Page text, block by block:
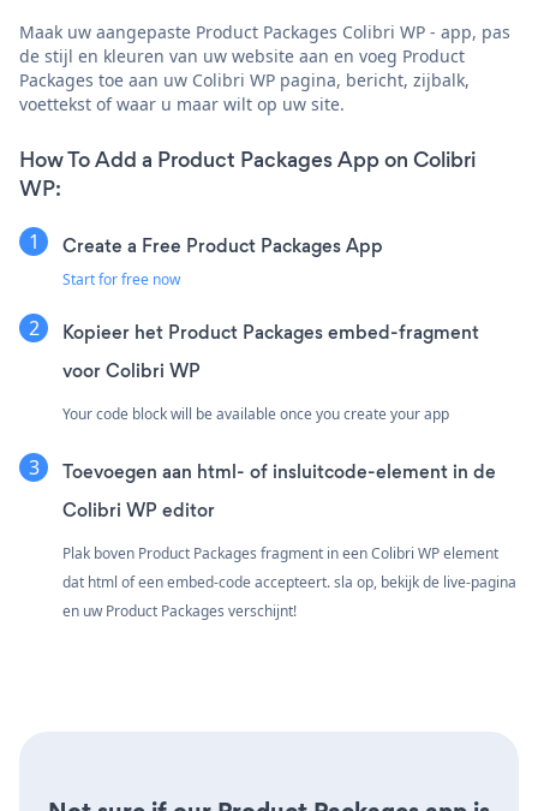
Maak uw aangepaste Product Packages Colibri WP - app, pas
de stijl en kleuren van uw website aan en voeg Product
Packages toe aan uw Colibri WP pagina, bericht, zijbalk,
voettekst of waar u maar wilt op uw site.
How To Add a Product Packages App on Colibri
WP:
Create a Free Product Packages App
Start for free now
Kopieer het Product Packages embed-fragment
voor Colibri WP
Your code block will be available once you create your app
Toevoegen aan html- of insluitcode-element in de
Colibri WP editor
Plak boven Product Packages fragment in een Colibri WP element
dat html of een embed-code accepteert. sla op, bekijk de live-pagina
en uw Product Packages verschijnt!